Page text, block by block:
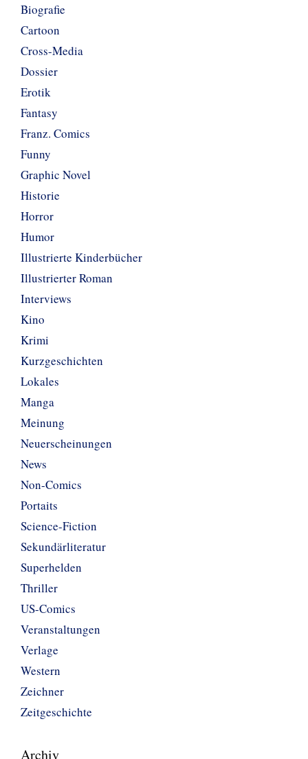
Biografie
Cartoon
Cross-Media
Dossier
Erotik
Fantasy
Franz. Comics
Funny
Graphic Novel
Historie
Horror
Humor
Illustrierte Kinderbücher
Illustrierter Roman
Interviews
Kino
Krimi
Kurzgeschichten
Lokales
Manga
Meinung
Neuerscheinungen
News
Non-Comics
Portaits
Science-Fiction
Sekundärliteratur
Superhelden
Thriller
US-Comics
Veranstaltungen
Verlage
Western
Zeichner
Zeitgeschichte
Archiv